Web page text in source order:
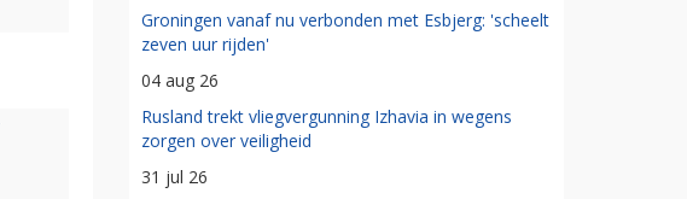
Groningen vanaf nu verbonden met Esbjerg: 'scheelt
zeven uur rijden'
04 aug 26
Rusland trekt vliegvergunning Izhavia in wegens
zorgen over veiligheid
31 jul 26